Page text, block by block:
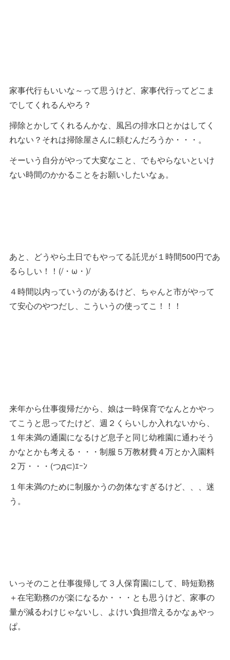
家事代行もいいな～って思うけど、家事代行ってどこま
でしてくれるんやろ？
掃除とかしてくれるんかな、風呂の排水口とかはしてく
れない？それは掃除屋さんに頼むんだろうか・・・。
そーいう自分がやって大変なこと、でもやらないといけ
ない時間のかかることをお願いしたいなぁ。
あと、どうやら土日でもやってる託児が１時間500円であ
るらしい！！(/・ω・)/
４時間以内っていうのがあるけど、ちゃんと市がやって
て安心のやつだし、こういうの使ってこ！！！
来年から仕事復帰だから、娘は一時保育でなんとかやっ
てこうと思ってたけど、週２くらいしか入れないから、
１年未満の通園になるけど息子と同じ幼稚園に通わそう
かなとかも考える・・・制服５万教材費４万とか入園料
２万・・・(つд⊂)ｴｰﾝ
１年未満のために制服かうの勿体なすぎるけど、、、迷
う。
いっそのこと仕事復帰して３人保育園にして、時短勤務
＋在宅勤務のが楽になるか・・・とも思うけど、家事の
量が減るわけじゃないし、よけい負担増えるかなぁやっ
ぱ。